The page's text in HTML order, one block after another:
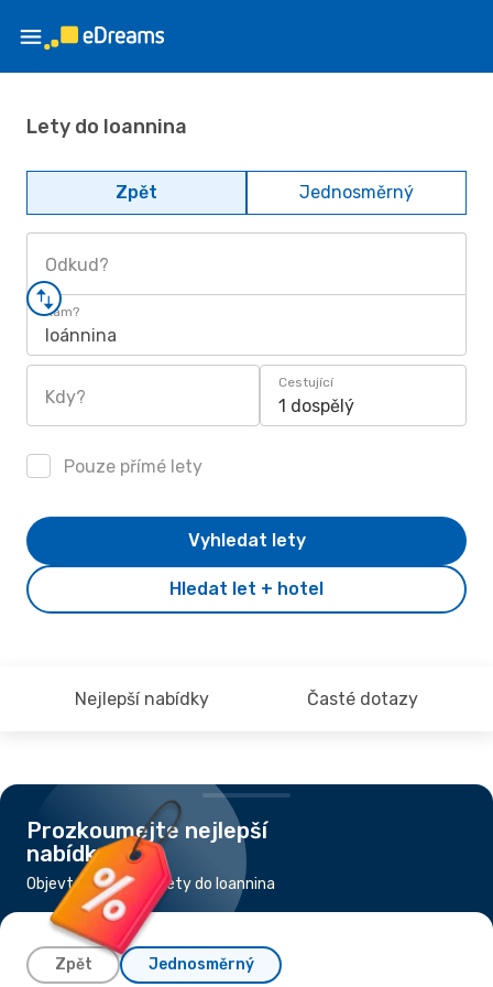
Lety do Ioannina
Zpět Jednosměrný
Odkud?
Kam?
Ioánnina
Kdy?
Cestující
1 dospělý
Pouze přímé lety
Hledat let + hotel
Vyhledat lety
Nejlepší nabídky Časté dotazy
Prozkoumejte nejlepší
nabídky
Objevte nejlevnější lety do Ioannina
Zpět Jednosměrný